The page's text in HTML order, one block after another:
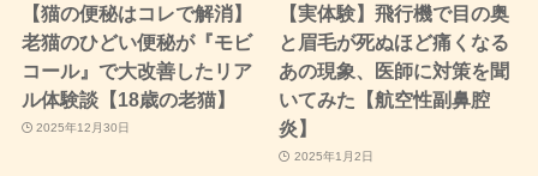
【猫の便秘はコレで解消】
老猫のひどい便秘が『モビ
コール』で大改善したリア
ル体験談【18歳の老猫】
2025年12月30日
【実体験】飛行機で目の奥
と眉毛が死ぬほど痛くなる
あの現象、医師に対策を聞
いてみた【航空性副鼻腔
炎】
2025年1月2日